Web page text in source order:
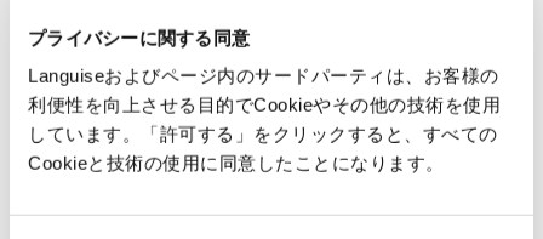
プライバシーに関する同意
Languiseおよびページ内のサードパーティは、お客様の
利便性を向上させる目的でCookieやその他の技術を使用
しています。「許可する」をクリックすると、すべての
Cookieと技術の使用に同意したことになります。
→ Languise Proプラン
を30日間無料で試す